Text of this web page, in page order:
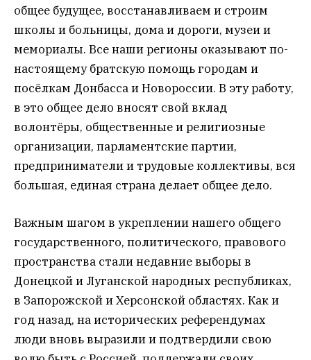
общее будущее, восстанавливаем и строим
школы и больницы, дома и дороги, музеи и
мемориалы. Все наши регионы оказывают по-
настоящему братскую помощь городам и
посёлкам Донбасса и Новороссии. В эту работу,
в это общее дело вносят свой вклад
волонтёры, общественные и религиозные
организации, парламентские партии,
предприниматели и трудовые коллективы, вся
большая, единая страна делает общее дело.
Важным шагом в укреплении нашего общего
государственного, политического, правового
пространства стали недавние выборы в
Донецкой и Луганской народных республиках,
в Запорожской и Херсонской областях. Как и
год назад, на исторических референдумах
люди вновь выразили и подтвердили свою